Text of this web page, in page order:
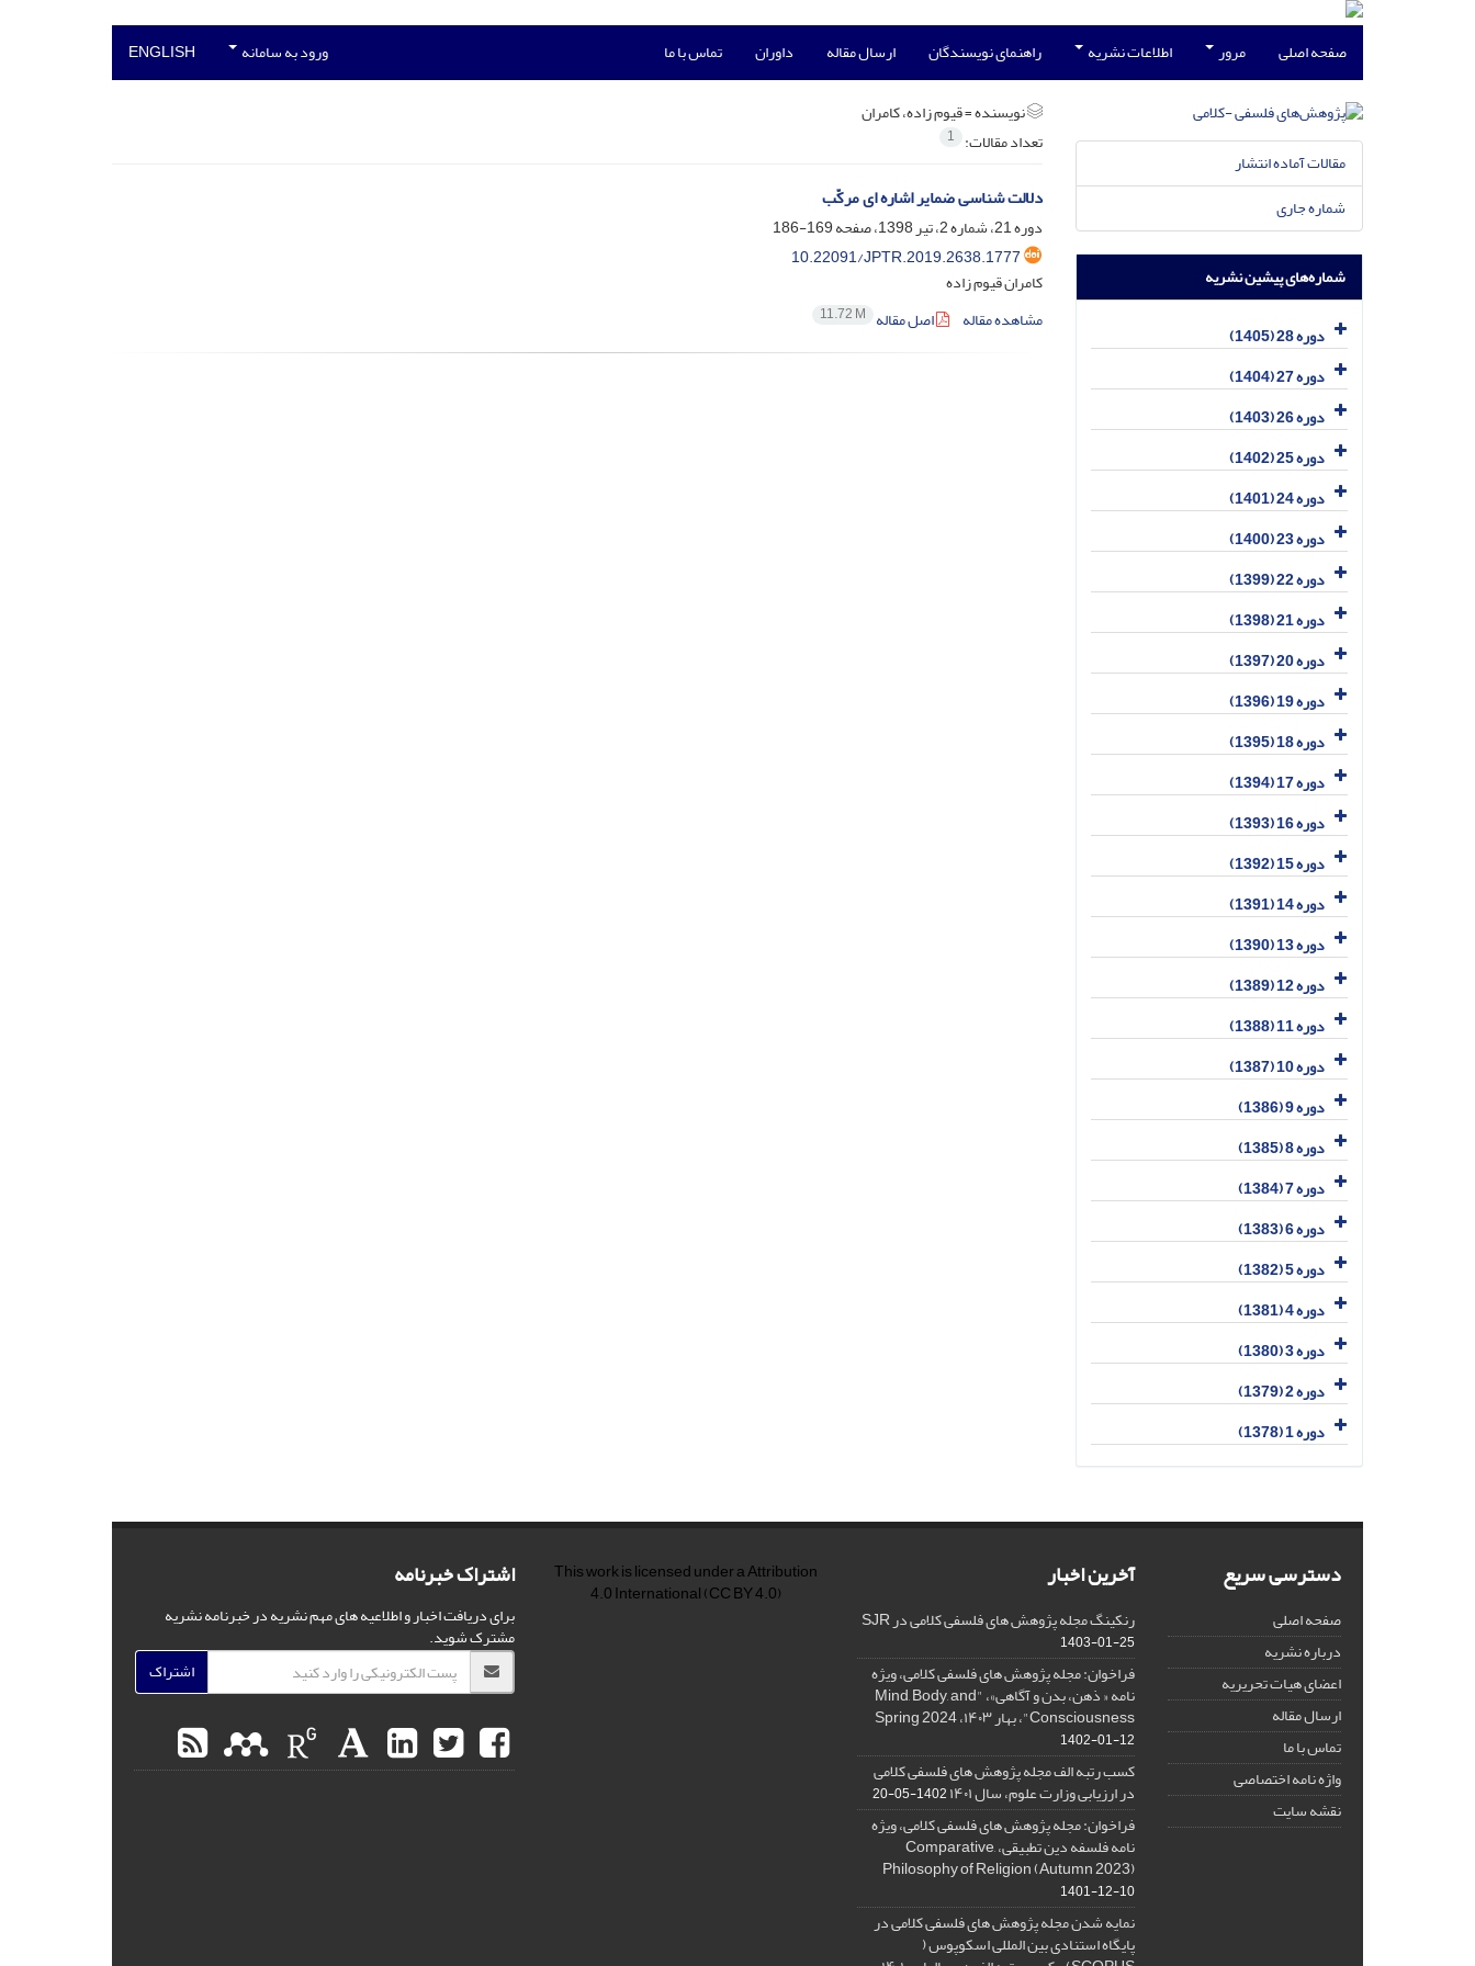
صفحه اصلی مرور اطلاعات نشریه راهنمای نویسندگان ارسال مقاله داوران تماس با ما ورود به سامانه ENGLISH
نویسنده =قیوم زاده، کامران
تعداد مقالات: 1
دلالت شناسی ضمایر اشاره ای مرکّب
دوره 21، شماره 2، تیر 1398، صفحه
169-186
10.22091/JPTR.2019.2638.1777
کامران قیوم زاده
مشاهده مقاله
اصل مقاله 11.72 M
مقالات آماده انتشار
شماره جاری
شماره‌های پیشین نشریه
دوره 28 (1405)
دوره 27 (1404)
دوره 26 (1403)
دوره 25 (1402)
دوره 24 (1401)
دوره 23 (1400)
دوره 22 (1399)
دوره 21 (1398)
دوره 20 (1397)
دوره 19 (1396)
دوره 18 (1395)
دوره 17 (1394)
دوره 16 (1393)
دوره 15 (1392)
دوره 14 (1391)
دوره 13 (1390)
دوره 12 (1389)
دوره 11 (1388)
دوره 10 (1387)
دوره 9 (1386)
دوره 8 (1385)
دوره 7 (1384)
دوره 6 (1383)
دوره 5 (1382)
دوره 4 (1381)
دوره 3 (1380)
دوره 2 (1379)
دوره 1 (1378)
دسترسی سریع
صفحه اصلی
درباره نشریه
اعضای هیات تحریریه
ارسال مقاله
تماس با ما
واژه نامه اختصاصی
نقشه سایت
آخرین اخبار
رنکینگ مجله پژوهش های فلسفی کلامی در SJR
1403-01-25
فراخوان: مجله پژوهش های فلسفی کلامی، ویژه
نامه « ذهن، بدن و آگاهی»، "Mind, Body, and
Consciousness"، بهار ۱۴۰۳، Spring 2024
1402-01-12
کسب رتبه الف مجله پژوهش های فلسفی کلامی
در ارزیابی وزارت علوم، سال ۱۴۰۱ 1402-05-20
فراخوان: مجله پژوهش های فلسفی کلامی، ویژه
نامه فلسفه دین تطبیقی، ,Comparative
Philosophy of Religion (Autumn 2023)
1401-12-10
نمایه شدن مجله پژوهش های فلسفی کلامی در
پایگاه استنادی بین المللی اسکوپوس (
This work is licensed under aAttribution
4.0 International(CC BY 4.0) اشتراک خبرنامه
برای دریافت اخبار و اطلاعیه های مهم نشریه در خبرنامه نشریه
مشترک شوید.
اشتراک